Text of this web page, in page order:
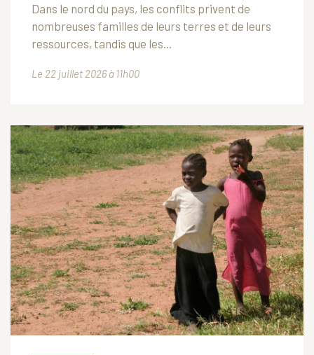
Dans le nord du pays, les conflits privent de
nombreuses familles de leurs terres et de leurs
ressources, tandis que les...
Le 22 juillet 2026 à 11h00